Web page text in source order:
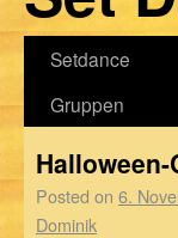
Setdance
Gruppen
Posted on 6.
Dominik